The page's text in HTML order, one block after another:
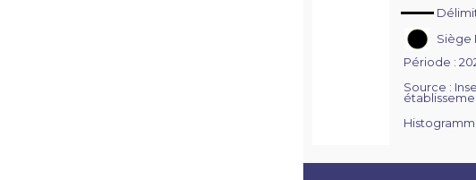
Siège
Période :
Source :